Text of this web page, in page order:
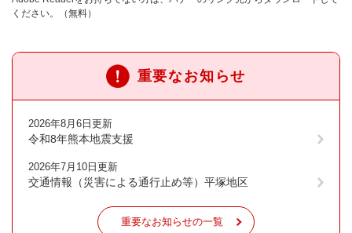
ください。（無料）
重要なお知らせ
2026年8月6日更新
令和8年熊本地震支援
2026年7月10日更新
交通情報（災害による通行止め等）平塚地区
重要なお知らせの一覧